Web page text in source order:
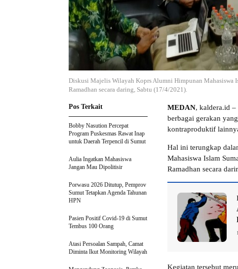
Diskusi Majelis Wilayah Koprs Alumni Himpunan Mahasiswa
Ramadhan secara daring, Sabtu (17/4/2021).
MEDAN, kaldera.id –
berbagai gerakan
kontraproduktif
Hal ini terungkap
Mahasiswa Islam
Ramadhan secara
Kegiatan tersebut
Pos Terkait
Bobby Nasution Percepat
Program Puskesmas Rawat Inap
untuk Daerah Terpencil di Sumut
Aulia Ingatkan Mahasiswa
Jangan Mau Dipolitisir
Porwasu 2026 Ditutup, Pemprov
Sumut Tetapkan Agenda Tahunan
HPN
Pasien Positif Covid-19 di Sumut
Tembus 100 Orang
Atasi Persoalan Sampah, Camat
Diminta Ikut Monitoring Wilayah